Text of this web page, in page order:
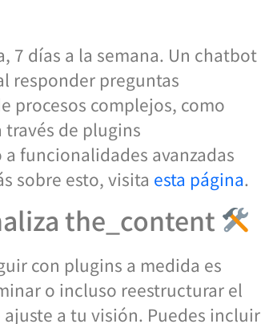
7 días a la semana. Un chatbot
responder preguntas
procesos complejos, como
de plugins
funcionalidades avanzadas
sobre esto, visita esta página.
the_content
con plugins a medida es
o incluso reestructurar el
a tu visión. Puedes incluir